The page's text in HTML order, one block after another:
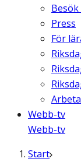
Press
För
Webb-tv
Webb-tv
Start